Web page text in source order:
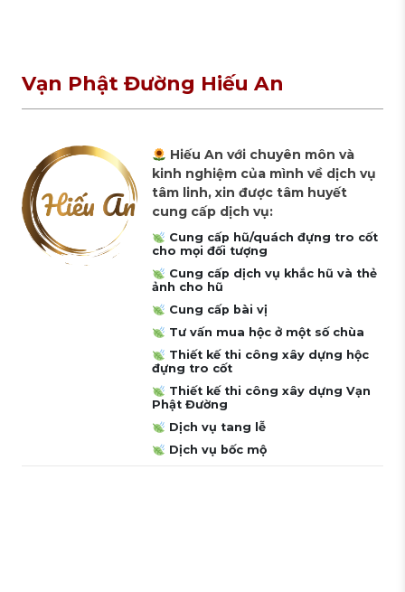
Vạn Phật Đường Hiếu An
Hiếu An với chuyên môn và
kinh nghiệm của mình về dịch vụ
tâm linh, xin được tâm huyết
cung cấp dịch vụ:
Cung cấp hũ/quách đựng tro cốt
cho mọi đối tượng
Cung cấp dịch vụ khắc hũ và thẻ
ảnh cho hũ
Cung cấp bài vị
Tư vấn mua hộc ở một số chùa
Thiết kế thi công xây dựng hộc
đựng tro cốt
Thiết kế thi công xây dựng Vạn
Phật Đường
Dịch vụ tang lễ
Dịch vụ bốc mộ